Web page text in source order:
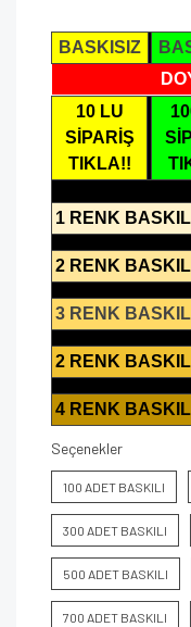
BASKISIZ
10 LU
SİPARİŞ
TIKLA!!
1 RENK
2 RENK
3 RENK
2 RENK
4 RENK
Seçenekler
100 ADET BASKILI
300 ADET BASKILI
500 ADET BASKILI
700 ADET BASKILI